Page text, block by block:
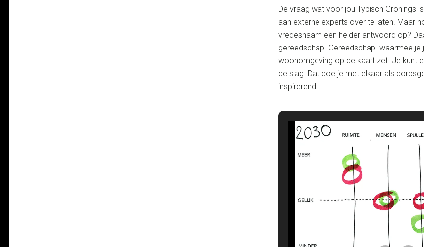
De vraag wat voor jou Typisch Gronings
aan externe experts over te laten. Maar
vredesnaam een helder antwoord op?
gereedschap. Gereedschap waarmee je
woonomgeving op de kaart zet. Je kunt
de slag. Dat doe je met elkaar als
inspirerend.